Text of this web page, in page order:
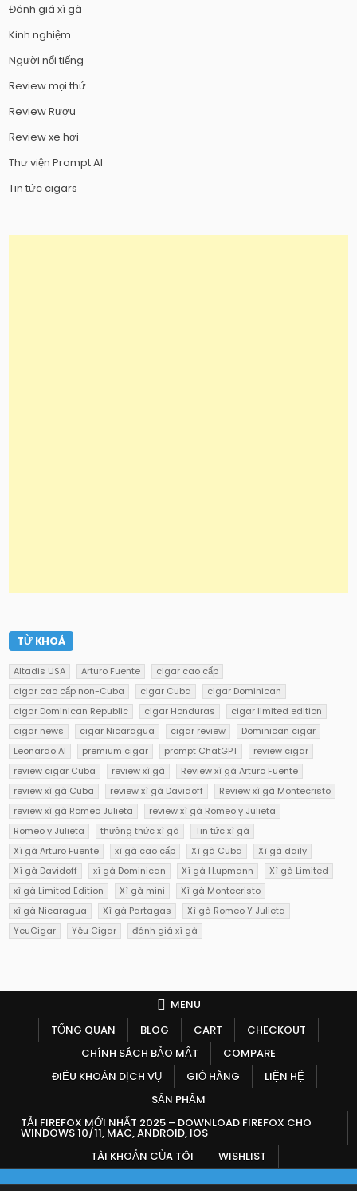
Đánh giá xì gà
Kinh nghiệm
Người nổi tiếng
Review mọi thứ
Review Rượu
Review xe hơi
Thư viện Prompt AI
Tin tức cigars
TỪ KHOÁ
Altadis USA Arturo Fuente
cigar cao cấp
cigar cao cấp non-Cuba
cigar Cuba
cigar Dominican
cigar Dominican Republic
cigar Honduras
cigar limited edition
cigar news
cigar Nicaragua cigar review
Dominican cigar
Leonardo AI
premium cigar prompt ChatGPT
review cigar
review cigar Cuba
review xì gà
Review xì gà Arturo Fuente
review xì gà Cuba
review xì gà Davidoff
Review xì gà Montecristo
review xì gà Romeo Julieta
review xì gà Romeo y Julieta
Romeo y Julieta
thưởng thức xì gà
Tin tức xì gà
Xì gà Arturo Fuente
xì gà cao cấp Xì gà Cuba
Xì gà daily
Xì gà Davidoff
xì gà Dominican Xì gà H.upmann
Xì gà Limited
xì gà Limited Edition
Xì gà mini
Xì gà Montecristo
xì gà Nicaragua
Xì gà Partagas
Xì gà Romeo Y Julieta
YeuCigar
Yêu Cigar đánh giá xì gà
MENU
TỔNG QUAN
BLOG CART
CHECKOUT
CHÍNH SÁCH BẢO MẬT
COMPARE
ĐIỀU KHOẢN DỊCH VỤ
GIỎ HÀNG
LIỆN HỆ
SẢN PHẨM
TẢI FIREFOX MỚI NHẤT 2025 – DOWNLOAD FIREFOX CHO
WINDOWS 10/11, MAC, ANDROID, IOS
TÀI KHOẢN CỦA TÔI
WISHLIST